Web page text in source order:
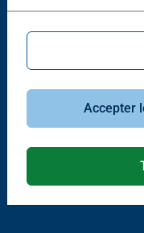
Jeux initiés
23,90 €
Accepter